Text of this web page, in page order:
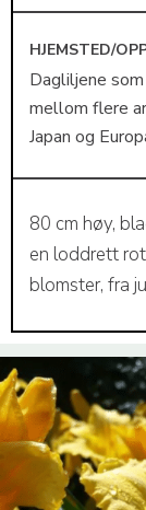
HJEMSTED/
Dagliljene
mellom flere
Japan og
80 cm høy,
en loddrett
blomster, fra